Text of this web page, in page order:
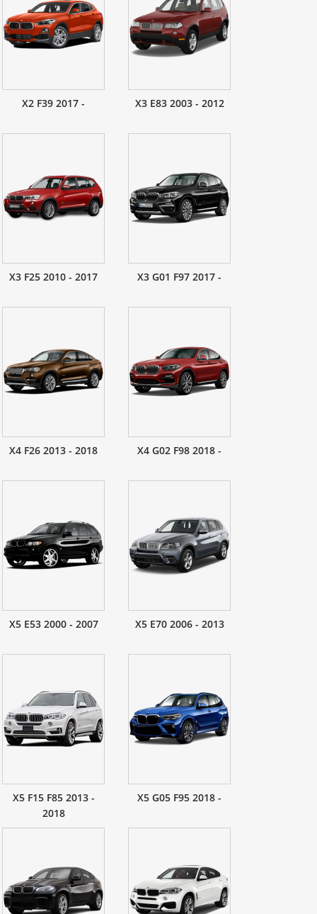
X2 F39 2017 - X3 E83 2003 - 2012
X3 F25 2010 - 2017 X3 G01 F97 2017 -
X4 F26 2013 - 2018 X4 G02 F98 2018 -
X5 E53 2000 - 2007 X5 E70 2006 - 2013
X5 F15 F85 2013 -
2018
X5 G05 F95 2018 -